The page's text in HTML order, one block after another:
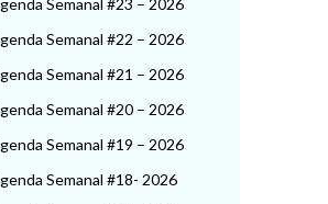
Semanal #23 – 2026
Semanal #22 – 2026
Semanal #21 – 2026
Semanal #20 – 2026
Semanal #19 – 2026
Semanal #18- 2026